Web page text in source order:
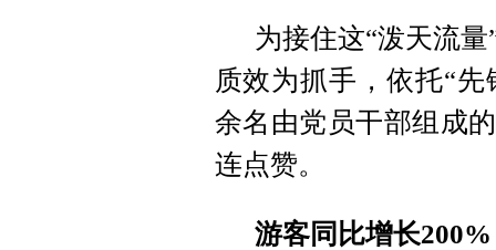
为接住这“泼天流
质效为抓手，依托“
余名由党员干部组成
连点赞。
游客同比增长200%